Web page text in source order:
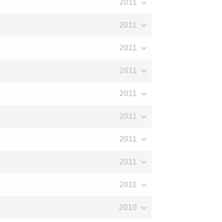
2011
2011
2011
2011
2011
2011
2011
2011
2011
2010